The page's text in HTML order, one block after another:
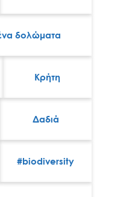
δολώματα
Κρήτη
Δαδιά
#biodiversity